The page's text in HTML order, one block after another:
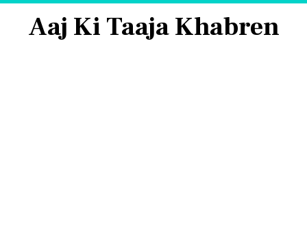
Aaj Ki Taaja Khabren